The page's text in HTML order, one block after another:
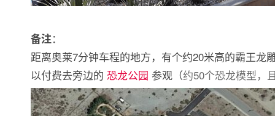
备注：
距离奥莱7分钟车程的地方，有个约20米高的霸王龙
以付费去旁边的 恐龙公园 参观（约50个恐龙模型，